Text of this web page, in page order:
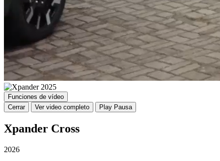
Funciones de vídeo
Cerrar
Ver video completo Play Pausa
Xpander Cross
2026